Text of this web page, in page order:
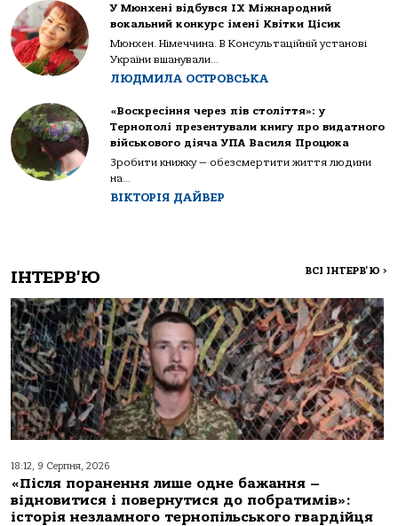
У Мюнхені відбувся IX Міжнародний
вокальний конкурс імені Квітки Цісик
Мюнхен. Німеччина. В Консультаційній установі
України вшанували...
ЛЮДМИЛА ОСТРОВСЬКА
«Воскресіння через пів століття»: у
Тернополі презентували книгу про видатного
військового діяча УПА Василя Процюка
Зробити книжку — обезсмертити життя людини
на...
ВІКТОРІЯ ДАЙВЕР
ІНТЕРВ'Ю ВСІ ІНТЕРВ'Ю >
18:12, 9 Серпня, 2026
«Після поранення лише одне бажання –
відновитися і повернутися до побратимів»:
історія незламного тернопільського гвардійця